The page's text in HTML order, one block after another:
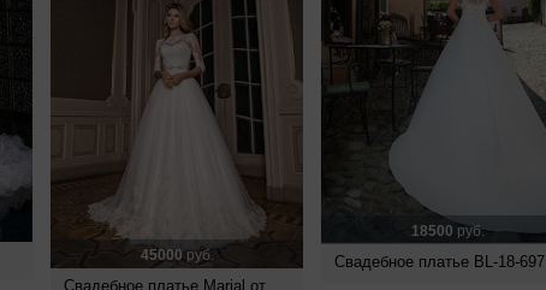
45000 руб.
Свадебное платье Marial от
18500 руб.
Свадебное платье BL-18-697